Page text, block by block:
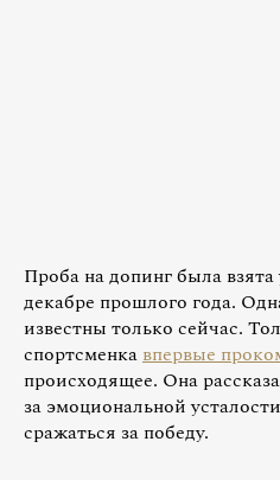
Проба на допинг была
декабре прошлого года.
известны только сейчас.
спортсменка впервые
происходящее. Она
за эмоциональной
сражаться за победу.